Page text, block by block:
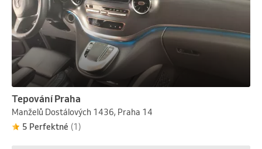
Tepování Praha
Manželů Dostálových 1436, Praha 14
5 Perfektné (1)